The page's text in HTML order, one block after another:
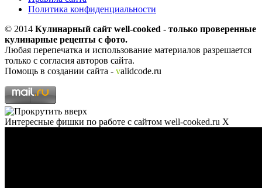
Политика конфиденциальности
© 2014 Кулинарный сайт well-cooked - только проверенные
кулинарные рецепты с фото.
Любая перепечатка и использование материалов разрешается
только с согласия авторов сайта.
Помощь в создании сайта - validcode.ru
Интересные фишки по работе с сайтом well-cooked.ru X